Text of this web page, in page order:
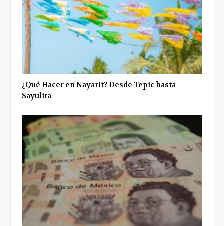
¿Qué Hacer en Nayarit? Desde Tepic hasta
Sayulita